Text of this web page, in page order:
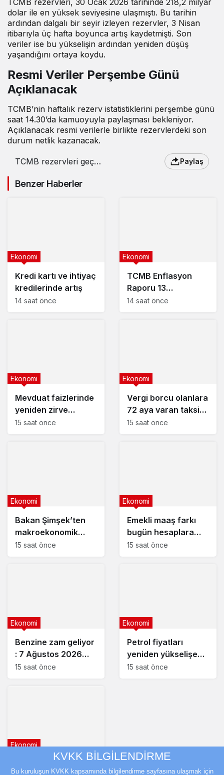
dolar ile en yüksek seviyesine ulaşmıştı. Bu tarihin
ardından dalgalı bir seyir izleyen rezervler, 3 Nisan
itibarıyla üç hafta boyunca artış kaydetmişti. Son
veriler ise bu yükselişin ardından yeniden düşüş
yaşandığını ortaya koydu.
Resmi Veriler Perşembe Günü
Açıklanacak
TCMB’nin haftalık rezerv istatistiklerini perşembe günü
saat 14.30’da kamuoyuyla paylaşması bekleniyor.
Açıklanacak resmi verilerle birlikte rezervlerdeki son
durum netlik kazanacak.
TCMB rezervleri geçen
azaldı
Paylaş
Benzer Haberler
Kredi kartı ve ihtiyaç
kredilerinde artış
Ekonomi
14 saat önce
TCMB Enflasyon
Raporu 13
Ağustos’ta
Ekonomi
14 saat önce
Mevduat faizlerinde
yeniden zirve
görüldü : 3 milyon
Ekonomi
15 saat önce
Vergi borcu olanlara
72 aya varan taksit
fırsatı
Ekonomi
15 saat önce
Bakan Şimşek’ten
makroekonomik
istikrar açıklaması
Ekonomi
15 saat önce
Emekli maaş farkı
bugün hesaplara
yatıyor
Ekonomi
15 saat önce
Benzine zam geliyor
: 7 Ağustos 2026
güncel akaryakıt
Ekonomi
15 saat önce
Petrol fiyatları
yeniden yükselişe
geçti
Ekonomi
15 saat önce
Ekonomi
KVKK BİLGİLENDİRME
Bu kuruluşun KVKK kapsamında bilgilendirme sayfasına ulaşmak için